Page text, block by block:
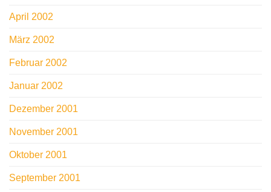
April 2002
März 2002
Februar 2002
Januar 2002
Dezember 2001
November 2001
Oktober 2001
September 2001